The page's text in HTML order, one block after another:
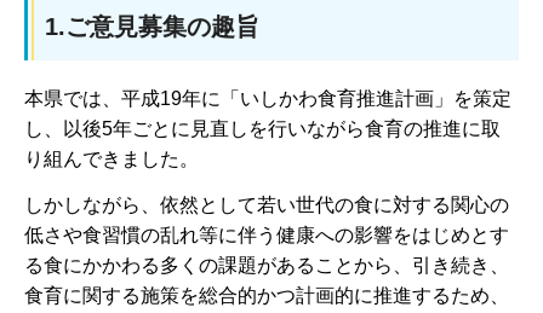
1.ご意見募集の趣旨
本県では、平成19年に「いしかわ食育推進計画」を策定
し、以後5年ごとに見直しを行いながら食育の推進に取
り組んできました。
しかしながら、依然として若い世代の食に対する関心の
低さや食習慣の乱れ等に伴う健康への影響をはじめとす
る食にかかわる多くの課題があることから、引き続き、
食育に関する施策を総合的かつ計画的に推進するため、